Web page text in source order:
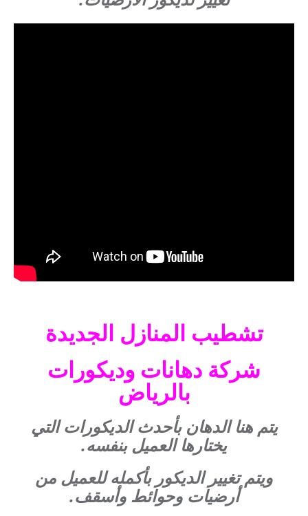
تشطيب المنازل الجديدة
شركة دهانات وديكورات
بالرياض
يتم هنا الدهان بأحدث الديكورات التي
يختارها العميل بنفسه.
ويتم تغيير الديكور بأكمله للعميل من
أرضيات وحوائط وأسقف.